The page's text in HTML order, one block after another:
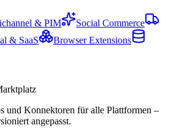
& PIM
Social Commerce
& SaaS
Browser Extensions
und Konnektoren für alle Plattformen –
angepasst.